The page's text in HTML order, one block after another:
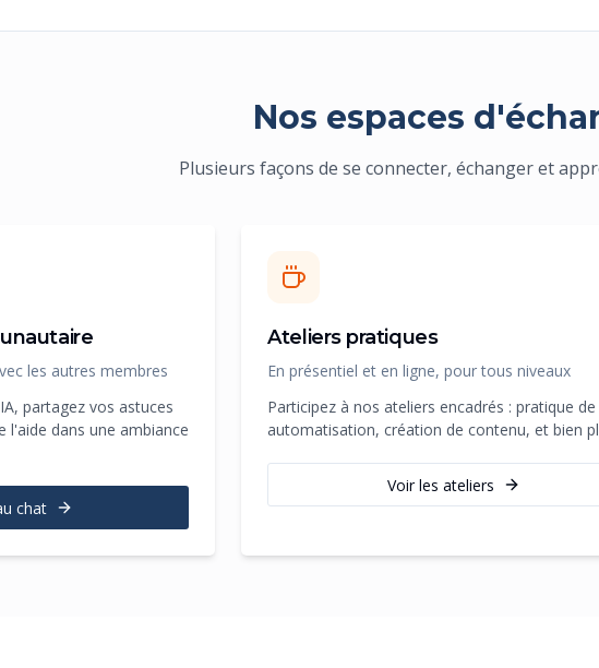
Nos espaces
Plusieurs façons de se connecter, échanger et
les autres membres
partagez vos astuces
l'aide dans une ambiance
chat
Ateliers pratiques
En présentiel et en ligne, pour tous niveaux
Participez à nos ateliers encadrés : pratique de
automatisation, création de contenu, et bien
Voir les ateliers